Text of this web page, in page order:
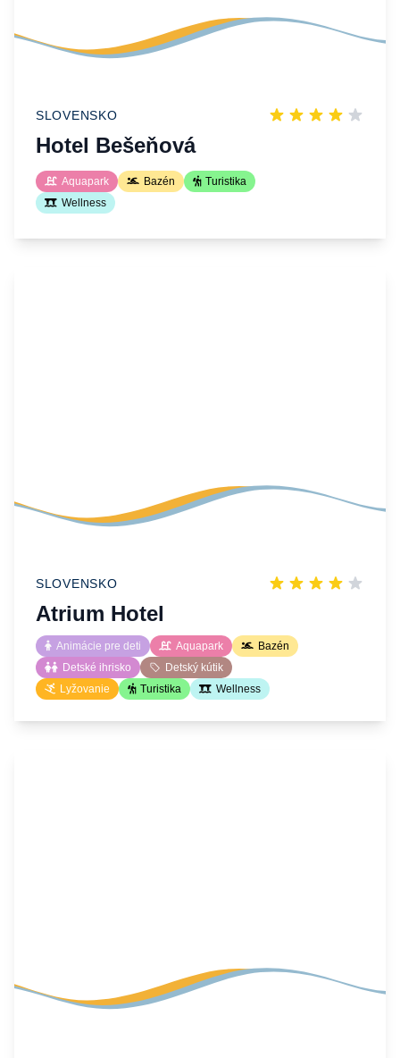
SLOVENSKO
Hotel Bešeňová
Aquapark Bazén
Turistika
Wellness
SLOVENSKO
Atrium Hotel
Animácie pre deti Aquapark
Bazén
Detské ihrisko
Detský kútik
Lyžovanie
Turistika Wellness